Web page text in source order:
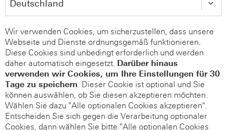
Wir verwenden Cookies, um sicherzustellen, dass unsere
Webseite und Dienste ordnungsgemäß funktionieren.
Diese Cookies sind unbedingt erforderlich und werden
daher automatisch eingesetzt. Darüber hinaus
verwenden wir Cookies, um Ihre Einstellungen für 30
Tage zu speichern. Dieser Cookie ist optional und Sie
können auswählen, ob Sie diesen akzeptieren möchten.
Wählen Sie dazu "Alle optionalen Cookies akzeptieren".
Entscheiden Sie sich gegen die Verarbeitung optionaler
Cookies, dann wählen Sie bitte "Alle optionalen Cookies